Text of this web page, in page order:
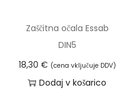
k
l
Zaščitna očala Essab
DIN5
18,30 € (cena vključuje DDV)
Dodaj v košarico